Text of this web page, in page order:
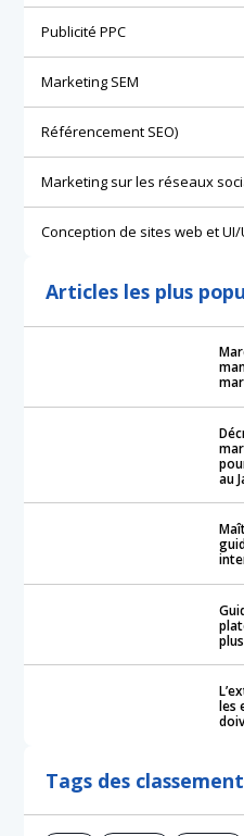
Publicité PPC
Marketing SEM
Référencement SEO)
Marketing sur les réseaux
Conception de sites web et UI/
Articles les plus
au
les
Tags des